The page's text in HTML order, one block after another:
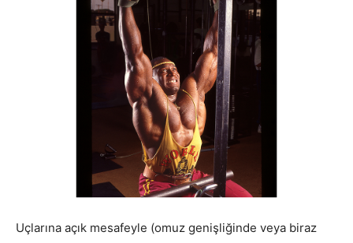
Uçlarına açık mesafeyle (omuz genişliğinde veya biraz